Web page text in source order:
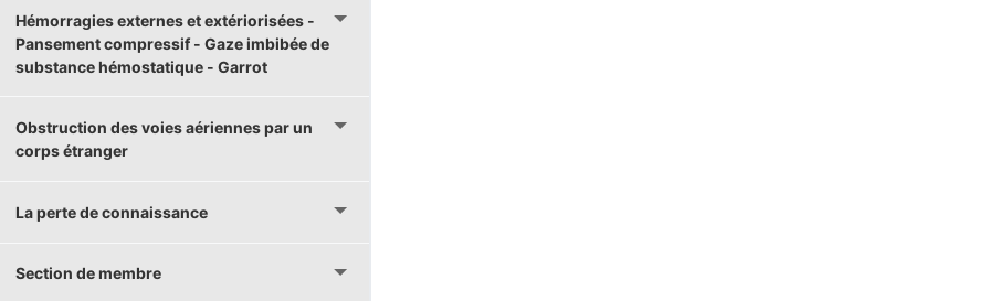
Hémorragies externes et extériorisées -
Pansement compressif - Gaze imbibée de
substance hémostatique - Garrot
Obstruction des voies aériennes par un
corps étranger
La perte de connaissance
Section de membre